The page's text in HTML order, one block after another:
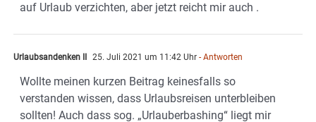
auf Urlaub verzichten, aber jetzt reicht mir auch .
Urlaubsandenken II 25. Juli 2021 um 11:42 Uhr - Antworten
Wollte meinen kurzen Beitrag keinesfalls so
verstanden wissen, dass Urlaubsreisen unterbleiben
sollten! Auch dass sog. „Urlauberbashing“ liegt mir